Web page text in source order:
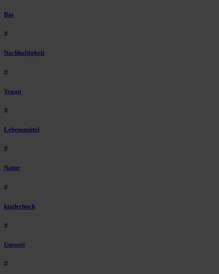
Bio
#
Nachhaltigkeit
#
Vegan
#
Lebensmittel
#
Natur
#
kinderbuch
#
Umwelt
#